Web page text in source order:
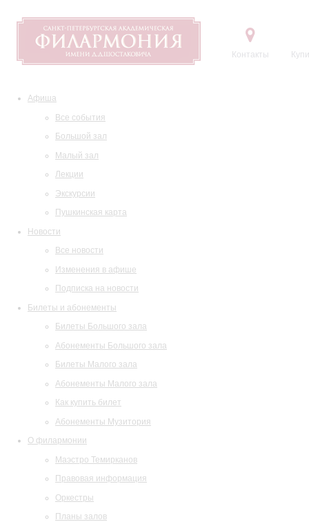
Контакты
Афиша
Все события
Большой зал
Малый зал
Лекции
Экскурсии
Пушкинская карта
Новости
Все новости
Изменения в афише
Подписка на новости
Билеты и абонементы
Билеты Большого зала
Абонементы Большого зала
Билеты Малого зала
Абонементы Малого зала
Как купить билет
Абонементы Музитория
О филармонии
Маэстро Темирканов
Правовая информация
Оркестры
Планы залов